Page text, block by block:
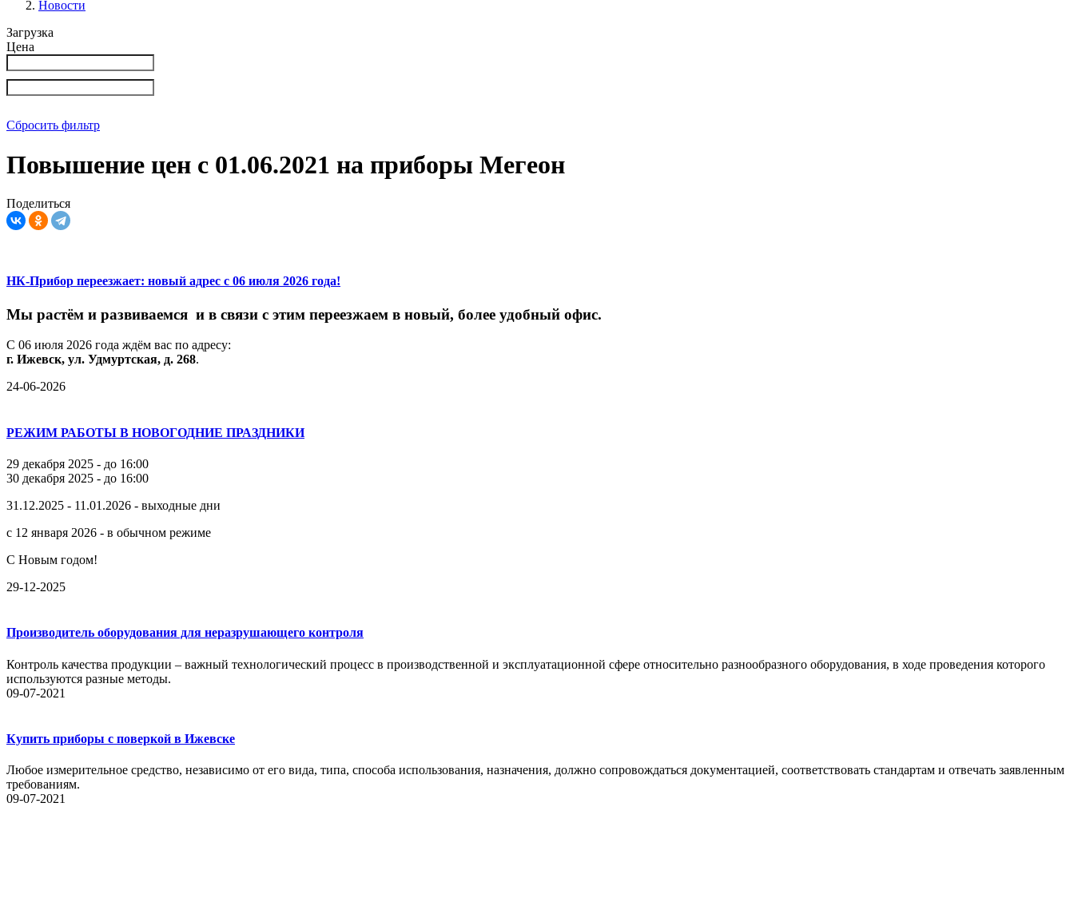
Новости
Загрузка
Цена
Сбросить фильтр
Повышение цен с 01.06.2021 на приборы Мегеон
Поделиться
НК-Прибор переезжает: новый адрес с 06 июля 2026 года!
Мы растём и развиваемся и в связи с этим переезжаем в новый, более удобный офис.
С 06 июля 2026 года ждём вас по адресу:
г. Ижевск, ул. Удмуртская, д. 268.
24-06-2026
РЕЖИМ РАБОТЫ В НОВОГОДНИЕ ПРАЗДНИКИ
29 декабря 2025 - до 16:00
30 декабря 2025 - до 16:00
31.12.2025 - 11.01.2026 - выходные дни
с 12 января 2026 - в обычном режиме
С Новым годом!
29-12-2025
Производитель оборудования для неразрушающего контроля
Контроль качества продукции – важный технологический процесс в производственной и эксплуатационной сфере относительно разнообразного оборудования, в ходе проведения которого
используются разные методы.
09-07-2021
Купить приборы с поверкой в Ижевске
Любое измерительное средство, независимо от его вида, типа, способа использования, назначения, должно сопровождаться документацией, соответствовать стандартам и отвечать заявленным
требованиям.
09-07-2021